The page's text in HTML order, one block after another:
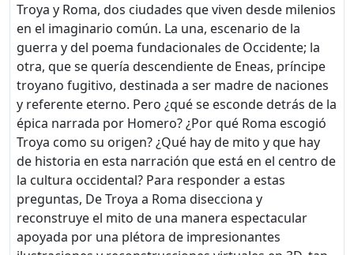
Troya y Roma, dos ciudades que viven desde milenios
en el imaginario común. La una, escenario de la
guerra y del poema fundacionales de Occidente; la
otra, que se quería descendiente de Eneas, príncipe
troyano fugitivo, destinada a ser madre de naciones
y referente eterno. Pero ¿qué se esconde detrás de la
épica narrada por Homero? ¿Por qué Roma escogió
Troya como su origen? ¿Qué hay de mito y que hay
de historia en esta narración que está en el centro de
la cultura occidental? Para responder a estas
preguntas, De Troya a Roma disecciona y
reconstruye el mito de una manera espectacular
apoyada por una plétora de impresionantes